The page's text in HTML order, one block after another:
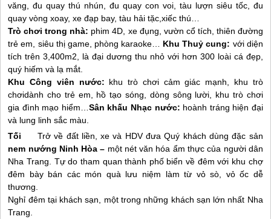
văng, đu quay thú nhún, đu quay con voi, tàu lượn siêu tốc, đu
quay vòng xoay, xe đạp bay, tàu hải tặc,xiếc thú…
Trò chơi trong nhà: phim 4D, xe đụng, vườn cổ tích, thiên đường
trẻ em, siêu thị game, phòng karaoke… Khu Thuỷ cung: với diện
tích trên 3,400m2, là đại dương thu nhỏ với hơn 300 loài cá đẹp,
quý hiếm và lạ mắt.
Khu Công viên nước: khu trò chơi cảm giác mạnh, khu trò
chơidành cho trẻ em, hồ tạo sóng, dòng sông lười, khu trò chơi
gia đình mạo hiểm… Sân khấu Nhạc nước: hoành tráng hiện đại
và lung linh sắc màu.
Tối
Trở về đất liền, xe và HDV đưa Quý khách dùng đặc sản
nem nướng Ninh Hòa – một nét văn hóa ẩm thực của người dân
Nha Trang . Tự do tham quan thành phố biển về đêm với khu chợ
đêm bày bán các món quà lưu niệm làm từ vỏ sò, vỏ ốc dễ
thương.
Nghỉ đêm tại khách sạn, một trong những khách sạn lớn nhất Nha
Trang